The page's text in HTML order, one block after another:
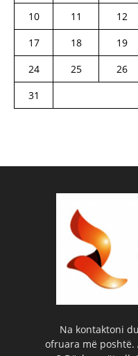
10
11 12
17
18 19
24
25 26
31
Na kontaktoni
ofruara më poshtë.